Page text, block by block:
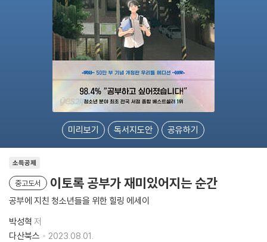
미리보기 독서지도안 공유하기
소득공제
중고도서 이토록 공부가 재미있어지는 순간
공부에 지친 청소년들을 위한 힐링 에세이
박성혁 저
다산북스
2023.08.01.